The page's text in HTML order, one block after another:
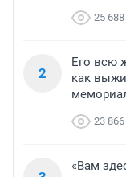
25 688
2
Его всю
как
23 866
«Вам